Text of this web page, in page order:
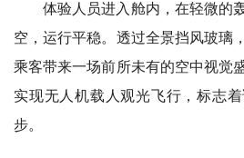
体验人员进入舱内，在轻微的
空，运行平稳。透过全景挡风玻璃
乘客带来一场前所未有的空中视觉
实现无人机载人观光飞行，标志
步。